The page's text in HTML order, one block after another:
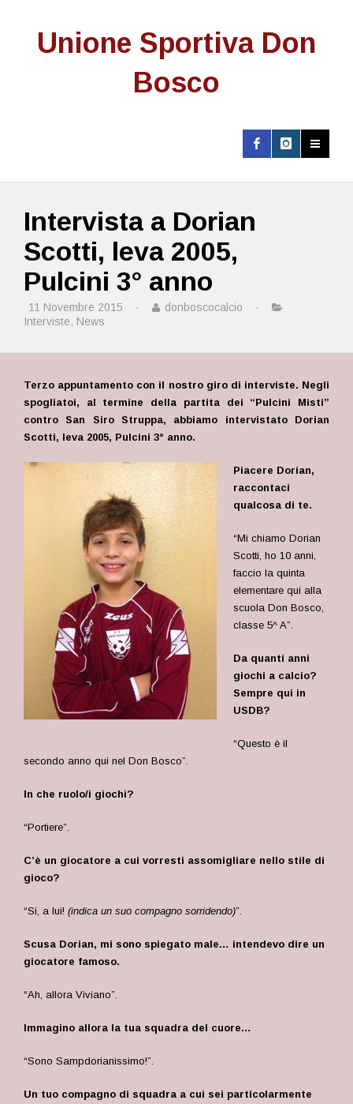
Unione Sportiva Don
Bosco
Intervista a Dorian
Scotti, leva 2005,
Pulcini 3° anno
11 Novembre 2015 · donboscocalcio
·
Interviste, News
Terzo appuntamento con il nostro girodi interviste. Negli
spogliatoi, al termine della partita dei “Pulcini Misti”
contro San Siro Struppa, abbiamo intervistato Dorian
Scotti, leva 2005, Pulcini 3° anno.
Piacere Dorian,
raccontaci
qualcosa di te.
“Mi chiamo Dorian
Scotti, ho 10 anni,
faccio la quinta
elementare qui alla
scuola Don Bosco,
classe 5^ A”.
Da quanti anni
giochi a calcio?
Sempre qui in
USDB?
“Questo è il
secondo anno qui nel Don Bosco”.
In che ruolo/i giochi?
“Portiere”.
C’è un giocatore a cui vorresti assomigliare nello stile di
gioco?
“Si, a lui! (indica un suo compagno sorridendo)”.
Scusa Dorian, mi sono spiegato male… intendevo dire un
giocatore famoso.
“Ah, allora Viviano”.
Immagino allora la tua squadra del cuore…
“Sono Sampdorianissimo!”.
Un tuo compagno di squadra a cui sei particolarmente